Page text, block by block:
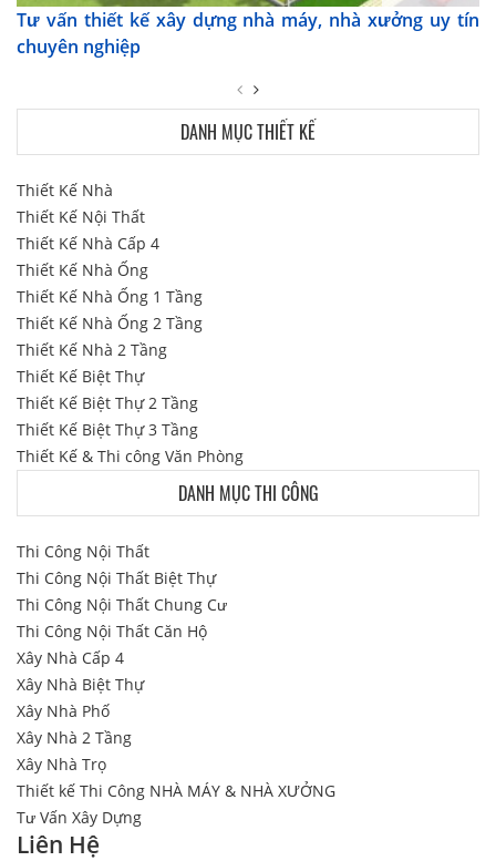
Tư vấn thiết kế xây dựng nhà máy, nhà xưởng uy tín
chuyên nghiệp
DANH MỤC THIẾT KẾ
Thiết Kế Nhà
Thiết Kế Nội Thất
Thiết Kế Nhà Cấp 4
Thiết Kế Nhà Ống
Thiết Kế Nhà Ống 1 Tầng
Thiết Kế Nhà Ống 2 Tầng
Thiết Kế Nhà 2 Tầng
Thiết Kế Biệt Thự
Thiết Kế Biệt Thự 2 Tầng
Thiết Kế Biệt Thự 3 Tầng
Thiết Kế & Thi công Văn Phòng
DANH MỤC THI CÔNG
Thi Công Nội Thất
Thi Công Nội Thất Biệt Thự
Thi Công Nội Thất Chung Cư
Thi Công Nội Thất Căn Hộ
Xây Nhà Cấp 4
Xây Nhà Biệt Thự
Xây Nhà Phố
Xây Nhà 2 Tầng
Xây Nhà Trọ
Thiết kế Thi Công NHÀ MÁY & NHÀ XƯỞNG
Tư Vấn Xây Dựng
Liên Hệ